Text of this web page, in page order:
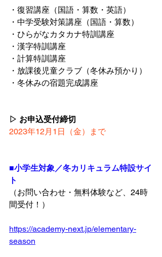
・復習講座（国語・算数・英語）
・中学受験対策講座（国語・算数）
・ひらがなカタカナ特訓講座
・漢字特訓講座
・計算特訓講座
・放課後児童クラブ（冬休み預かり）
・冬休みの宿題完成講座
▷ お申込受付締切
2023年12月1日（金）まで
■小学生対象／冬カリキュラム特設サイ
ト
（お問い合わせ・無料体験など、24時
間受付！）
https://academy-next.jp/elementary-
season